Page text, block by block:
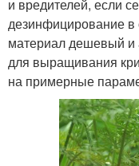
и вредителей, если
дезинфицирование
материал дешевый и
для выращивания
на примерные